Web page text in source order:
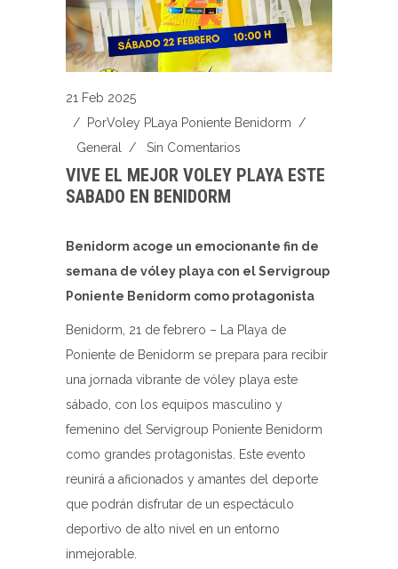
21 Feb 2025
/ PorVoley PLaya Poniente Benidorm /
General
/ Sin Comentarios
VIVE EL MEJOR VOLEY PLAYA ESTE
SABADO EN BENIDORM
Benidorm acoge un emocionante fin de
semana de vóley playa con el Servigroup
Poniente Benidorm como protagonista
Benidorm, 21 de febrero – La Playa de
Poniente de Benidorm se prepara para recibir
una jornada vibrante de vóley playa este
sábado, con los equipos masculino y
femenino del Servigroup Poniente Benidorm
como grandes protagonistas. Este evento
reunirá a aficionados y amantes del deporte
que podrán disfrutar de un espectáculo
deportivo de alto nivel en un entorno
inmejorable.